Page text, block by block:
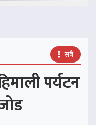
सबै
पर्यटन